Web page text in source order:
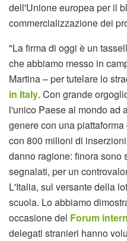
dell'Unione europea per il
commercializzazione dei
"La firma di oggi è un
che abbiamo messo in
Martina – per tutelare lo
in Italy. Con grande
l'unico Paese al mondo ad
genere con una
con 800 milioni di
danno ragione: finora sono
segnalati, per un
L'Italia, sul versante della
scuola. Lo abbiamo
occasione del Forum
delegati stranieri hanno